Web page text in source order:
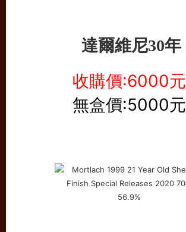
達爾維尼30年
收購價:6000元
無盒價:5000元